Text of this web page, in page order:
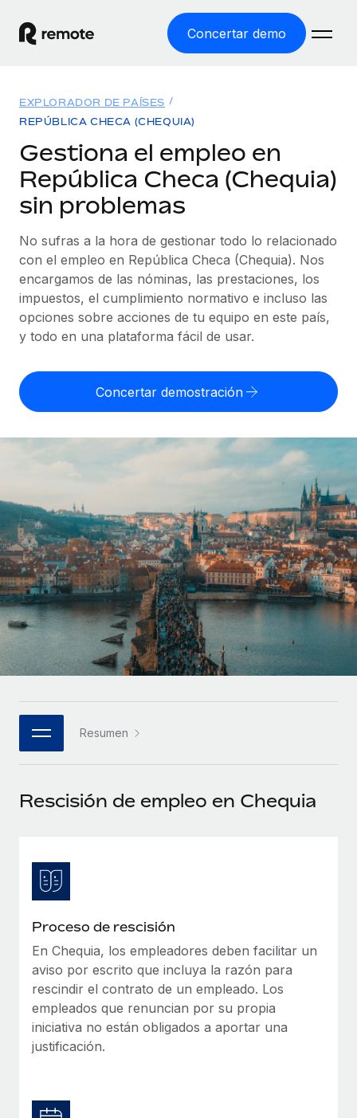
Concertar demo
Productos
EMPLEO GLOBAL
Nómina global
Gestiona las nóminas de forma sencilla y conforme a la
Employer of Record
Expándete en todo el mundo sin gastar en entidades.
Contractor of Record
Contrata a autónomos en cualquier parte del mundo
Integra y gestiona a autónomos globalmente.
Externaliza tareas laborales complejas.
INFRAESTRUCTURA
Conexión Remote
Integra los RR. HH. en tus flujos de trabajo sin
complicaciones.
Plataforma
Funciones esenciales de RR. HH. integradas para tu
Conectar Nuevo
Optimiza los procesos con herramientas empresariales
Pregunta a un experto
Obtén ayuda de gente experta en RR. HH. globales
y cumplimiento normativo.
Simplifica los procesos de cribado de candidatos.
Cumplimiento normativo
Adelántate a los riesgos de cumplimiento
normativo.
en todo el mundo.
Soluciones
COBERTURA MUNDIAL
Consulta el soporte del empleo global según el país.
Explorador estatal de EE. UU.
Simplifica la contratación en todos los estados de EE.
UU.
Compáranos con otras empresas.
Soluciones ágiles de RR. HH. globales y nóminas para
Mediana empresa
Amplía tu equipo con soluciones de RR. HH.
personalizadas.
Empresa
RR. HH. globales para grandes empresas.
ASOCIARSE
Integra la gestión de los RR. HH. globales en tu
Remote Build
Próximamente
CASOS PRÁCTICOS
Recursos
HERRAMIENTAS Y CALCULADORAS
Calculadora del riesgo de clasificación errónea
Consulta el riesgo de clasificación errónea por país.
Calculadora del coste por empleado
Calcula lo que cuestan los empleados en total en
Calculadora de pagos a autónomos
Guías y recursos
Casos prácticos
Glosario de RR. HH.
Listas de verificación y plantillas
Biblioteca de descripciones de puestos
Webinarios
Eventos
Sala de prensa
Información sobre salarios y talento
Centro de información
Consulta todos los recursos
EOR y PEO
Contractor Management
Impuestos
Precios
Español
Nederlands
Deutsch
Español
Italiano
Português (Portugal)
日本語
한국어
EXPLORADOR DE PAÍSES
REPÚBLICA CHECA (CHEQUIA)
Gestiona el empleo en
República Checa (Chequia)
sin problemas
No sufras a la hora de gestionar todo lo relacionado
con el empleo en República Checa (Chequia). Nos
encargamos de las nóminas, las prestaciones, los
impuestos, el cumplimiento normativo e incluso las
opciones sobre acciones de tu equipo en este país,
y todo en una plataforma fácil de usar.
Concertar demostración
Resumen
Rescisión de empleo en Chequia
Proceso de rescisión
En Chequia, los empleadores deben facilitar un
aviso por escrito que incluya la razón para
rescindir el contrato de un empleado. Los
empleados que renuncian por su propia
iniciativa no están obligados a aportar una
justificación.